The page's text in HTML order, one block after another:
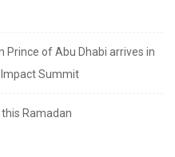
Prince of Abu Dhabi arrives in
Impact Summit
Ramadan